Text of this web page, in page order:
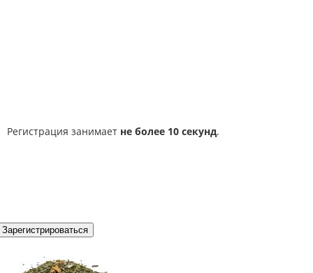
Регистрация занимает не более 10 секунд.
Зарегистрироваться